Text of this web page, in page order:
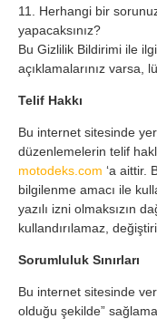
11. Herhangi bir
yapacaksınız?
Bu Gizlilik Bildirimi ile
açıklamalarınız varsa,
Telif Hakkı
Bu internet sitesinde
düzenlemelerin telif
motodeks.com ‘a aittir.
bilgilenme amacı ile
yazılı izni olmaksızın
kullandırılamaz,
Sorumluluk Sınırları
Bu internet sitesinde
olduğu şekilde”